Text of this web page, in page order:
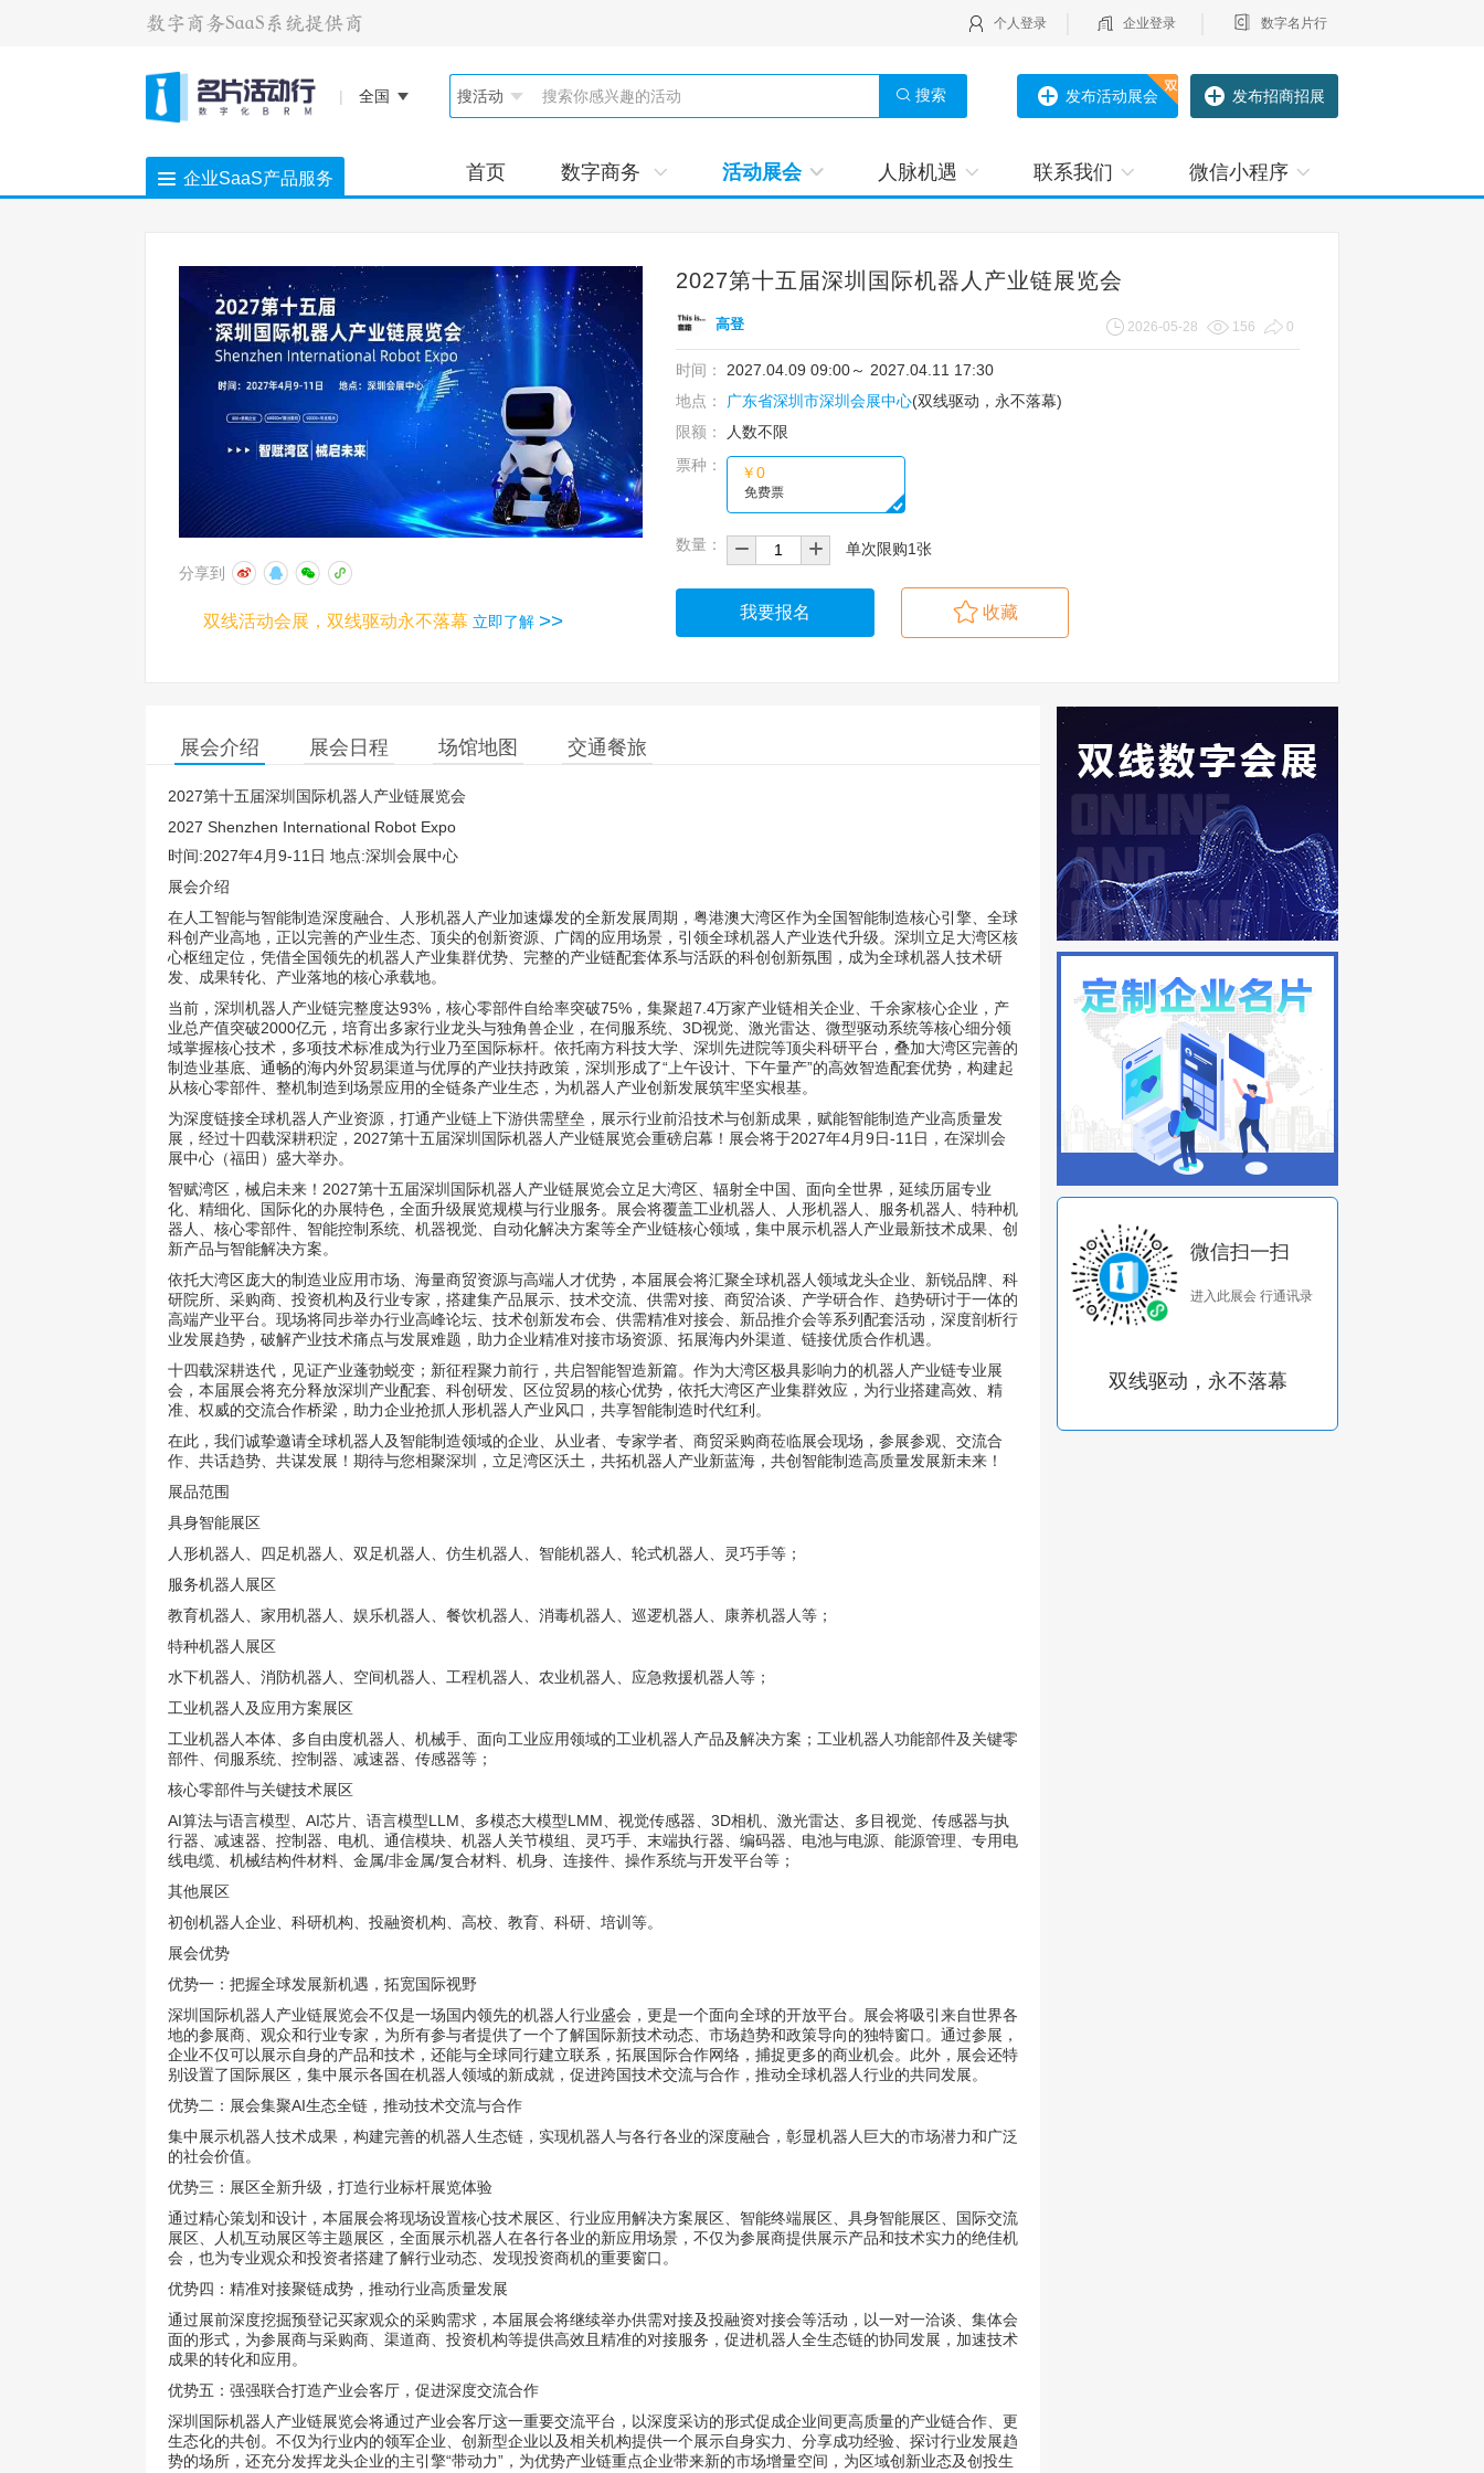
个人登录 企业登录 数字名片行
| 全国 搜索 发布活动展会 发布招商招展
企业SaaS产品服务 首页 数字商务 活动展会 人脉机遇 联系我们 微信小程序
分享到
双线活动会展，双线驱动永不落幕 立即了解 >>
2027第十五届深圳国际机器人产业链展览会
高登 2026-05-28 156 0
时间： 2027.04.09 09:00～ 2027.04.11 17:30
地点：
广东省深圳市深圳会展中心(双线驱动，永不落幕)
限额：
人数不限
票种：
￥0
免费票
数量： 单次限购1张
我要报名 收藏
展会介绍 展会日程 场馆地图 交通餐旅
2027第十五届深圳国际机器人产业链展览会
2027 Shenzhen International Robot Expo
时间:2027年4月9-11日 地点:深圳会展中心
展会介绍
在人工智能与智能制造深度融合、人形机器人产业加速爆发的全新发展周期，粤港澳大湾区作为全国智能制造核心引擎、全球
科创产业高地，正以完善的产业生态、顶尖的创新资源、广阔的应用场景，引领全球机器人产业迭代升级。深圳立足大湾区核
心枢纽定位，凭借全国领先的机器人产业集群优势、完整的产业链配套体系与活跃的科创创新氛围，成为全球机器人技术研
发、成果转化、产业落地的核心承载地。
当前，深圳机器人产业链完整度达93%，核心零部件自给率突破75%，集聚超7.4万家产业链相关企业、千余家核心企业，产
业总产值突破2000亿元，培育出多家行业龙头与独角兽企业，在伺服系统、3D视觉、激光雷达、微型驱动系统等核心细分领
域掌握核心技术，多项技术标准成为行业乃至国际标杆。依托南方科技大学、深圳先进院等顶尖科研平台，叠加大湾区完善的
制造业基底、通畅的海内外贸易渠道与优厚的产业扶持政策，深圳形成了“上午设计、下午量产”的高效智造配套优势，构建起
从核心零部件、整机制造到场景应用的全链条产业生态，为机器人产业创新发展筑牢坚实根基。
为深度链接全球机器人产业资源，打通产业链上下游供需壁垒，展示行业前沿技术与创新成果，赋能智能制造产业高质量发
展，经过十四载深耕积淀，2027第十五届深圳国际机器人产业链展览会重磅启幕！展会将于2027年4月9日-11日，在深圳会
展中心（福田）盛大举办。
智赋湾区，械启未来！2027第十五届深圳国际机器人产业链展览会立足大湾区、辐射全中国、面向全世界，延续历届专业
化、精细化、国际化的办展特色，全面升级展览规模与行业服务。展会将覆盖工业机器人、人形机器人、服务机器人、特种机
器人、核心零部件、智能控制系统、机器视觉、自动化解决方案等全产业链核心领域，集中展示机器人产业最新技术成果、创
新产品与智能解决方案。
依托大湾区庞大的制造业应用市场、海量商贸资源与高端人才优势，本届展会将汇聚全球机器人领域龙头企业、新锐品牌、科
研院所、采购商、投资机构及行业专家，搭建集产品展示、技术交流、供需对接、商贸洽谈、产学研合作、趋势研讨于一体的
高端产业平台。现场将同步举办行业高峰论坛、技术创新发布会、供需精准对接会、新品推介会等系列配套活动，深度剖析行
业发展趋势，破解产业技术痛点与发展难题，助力企业精准对接市场资源、拓展海内外渠道、链接优质合作机遇。
十四载深耕迭代，见证产业蓬勃蜕变；新征程聚力前行，共启智能智造新篇。作为大湾区极具影响力的机器人产业链专业展
会，本届展会将充分释放深圳产业配套、科创研发、区位贸易的核心优势，依托大湾区产业集群效应，为行业搭建高效、精
准、权威的交流合作桥梁，助力企业抢抓人形机器人产业风口，共享智能制造时代红利。
在此，我们诚挚邀请全球机器人及智能制造领域的企业、从业者、专家学者、商贸采购商莅临展会现场，参展参观、交流合
作、共话趋势、共谋发展！期待与您相聚深圳，立足湾区沃土，共拓机器人产业新蓝海，共创智能制造高质量发展新未来！
展品范围
具身智能展区
人形机器人、四足机器人、双足机器人、仿生机器人、智能机器人、轮式机器人、灵巧手等；
服务机器人展区
教育机器人、家用机器人、娱乐机器人、餐饮机器人、消毒机器人、巡逻机器人、康养机器人等；
特种机器人展区
水下机器人、消防机器人、空间机器人、工程机器人、农业机器人、应急救援机器人等；
工业机器人及应用方案展区
工业机器人本体、多自由度机器人、机械手、面向工业应用领域的工业机器人产品及解决方案；工业机器人功能部件及关键零
部件、伺服系统、控制器、减速器、传感器等；
核心零部件与关键技术展区
AI算法与语言模型、AI芯片、语言模型LLM、多模态大模型LMM、视觉传感器、3D相机、激光雷达、多目视觉、传感器与执
行器、减速器、控制器、电机、通信模块、机器人关节模组、灵巧手、末端执行器、编码器、电池与电源、能源管理、专用电
线电缆、机械结构件材料、金属/非金属/复合材料、机身、连接件、操作系统与开发平台等；
其他展区
初创机器人企业、科研机构、投融资机构、高校、教育、科研、培训等。
展会优势
优势一：把握全球发展新机遇，拓宽国际视野
深圳国际机器人产业链展览会不仅是一场国内领先的机器人行业盛会，更是一个面向全球的开放平台。展会将吸引来自世界各
地的参展商、观众和行业专家，为所有参与者提供了一个了解国际新技术动态、市场趋势和政策导向的独特窗口。通过参展，
企业不仅可以展示自身的产品和技术，还能与全球同行建立联系，拓展国际合作网络，捕捉更多的商业机会。此外，展会还特
别设置了国际展区，集中展示各国在机器人领域的新成就，促进跨国技术交流与合作，推动全球机器人行业的共同发展。
优势二：展会集聚AI生态全链，推动技术交流与合作
集中展示机器人技术成果，构建完善的机器人生态链，实现机器人与各行各业的深度融合，彰显机器人巨大的市场潜力和广泛
的社会价值。
优势三：展区全新升级，打造行业标杆展览体验
通过精心策划和设计，本届展会将现场设置核心技术展区、行业应用解决方案展区、智能终端展区、具身智能展区、国际交流
展区、人机互动展区等主题展区，全面展示机器人在各行各业的新应用场景，不仅为参展商提供展示产品和技术实力的绝佳机
会，也为专业观众和投资者搭建了解行业动态、发现投资商机的重要窗口。
优势四：精准对接聚链成势，推动行业高质量发展
通过展前深度挖掘预登记买家观众的采购需求，本届展会将继续举办供需对接及投融资对接会等活动，以一对一洽谈、集体会
面的形式，为参展商与采购商、渠道商、投资机构等提供高效且精准的对接服务，促进机器人全生态链的协同发展，加速技术
成果的转化和应用。
优势五：强强联合打造产业会客厅，促进深度交流合作
深圳国际机器人产业链展览会将通过产业会客厅这一重要交流平台，以深度采访的形式促成企业间更高质量的产业链合作、更
生态化的共创。不仅为行业内的领军企业、创新型企业以及相关机构提供一个展示自身实力、分享成功经验、探讨行业发展趋
势的场所，还充分发挥龙头企业的主引擎“带动力”，为优势产业链重点企业带来新的市场增量空间，为区域创新业态及创投生
微信扫一扫
进入此展会 行通讯录
双线驱动，永不落幕